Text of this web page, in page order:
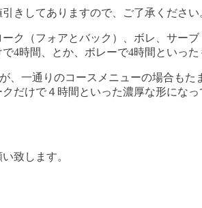
きしてありますので、ご了承ください
ーク（フォアとバック）、ボレ、サー
4時間、とか、ボレーで4時間といっ
、一通りのコースメニューの場合もた
だけで４時間といった濃厚な形になっ
致します。